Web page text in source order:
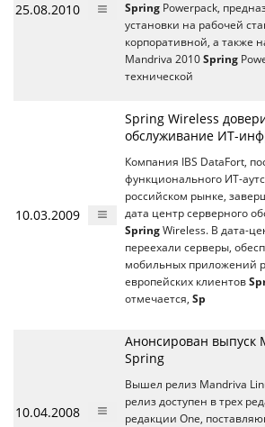
25.08.2010
Spring Powerpack,
установки на рабочей
корпоративной, а также
Mandriva 2010 Spring
технической
10.03.2009
Spring Wireless
обслуживание ИТ-
Компания IBS DataFort,
функционального ИТ-
российском рынке,
дата центр серверного
Spring Wireless. В дата-
переехали серверы,
мобильных приложений
европейских клиентов
отмечается, Sp
10.04.2008
Анонсирован выпуск
Spring
Вышел релиз Mandriva
релиз доступен в трех
редакции One,